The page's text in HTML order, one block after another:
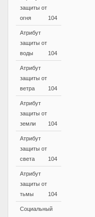
защиты от
огня
104
Атрибут
защиты от
воды
104
Атрибут
защиты от
ветра
104
Атрибут
защиты от
земли
104
Атрибут
защиты от
света
104
Атрибут
защиты от
тьмы
104
Социальный